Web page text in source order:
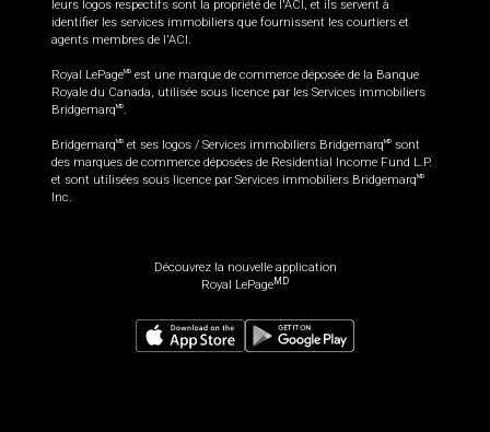
leurs logos respectifs sont la propriété de l'ACI, et ils servent à
identifier les services immobiliers que fournissent les courtiers et
agents membres de l'ACI.
Royal LePageMD est une marque de commerce déposée de la Banque
Royale du Canada, utilisée sous licence par les Services immobiliers
BridgemarqMD.
BridgemarqMD et ses logos / Services immobiliers BridgemarqMD
sont
des marques de commerce déposées de Residential Income Fund L.P.
et sont utilisées sous licence par Services immobiliers BridgemarqMD
Inc.
Découvrez la nouvelle application
Royal LePageMD